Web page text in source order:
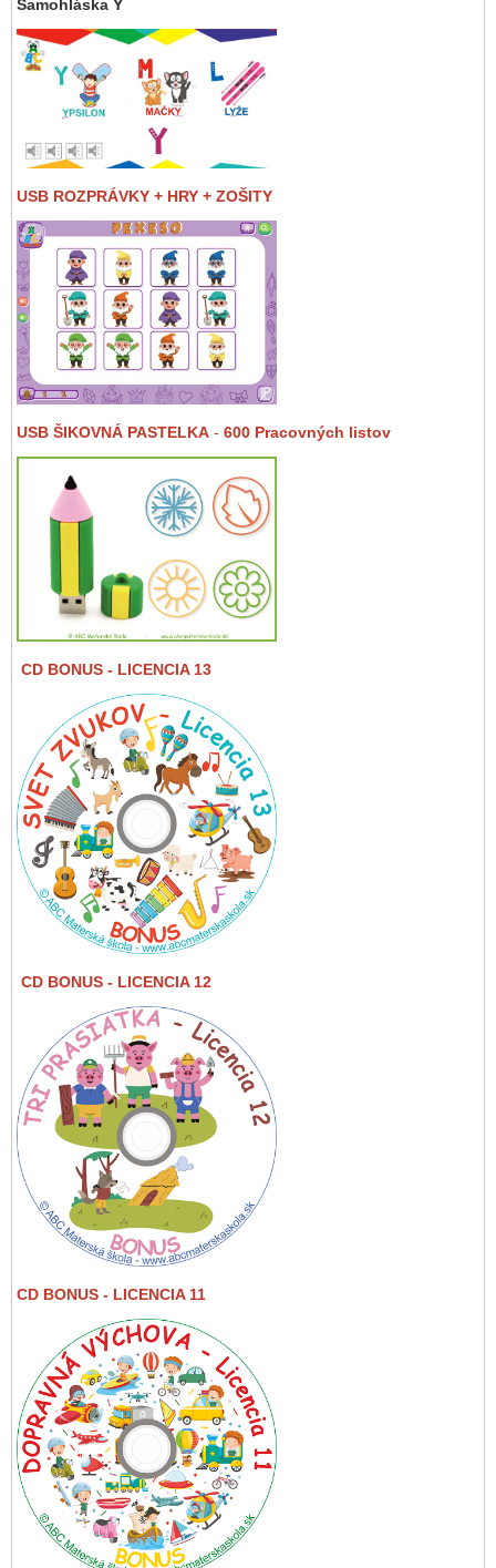
Samohláska Y
USB ROZPRÁVKY + HRY + ZOŠITY
USB ŠIKOVNÁ PASTELKA - 600 Pracovných listov
CD BONUS - LICENCIA 13
CD BONUS - LICENCIA 12
CD BONUS - LICENCIA 11